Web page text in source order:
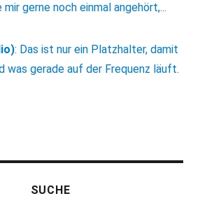
mir gerne noch einmal angehört,...
: Das ist nur ein Platzhalter, damit
was gerade auf der Frequenz läuft.
SUCHE